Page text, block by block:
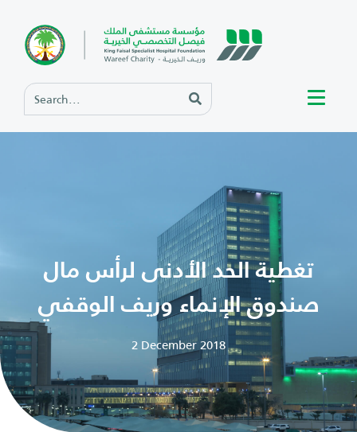
تغطية الحد الأدنى لرأس مال
صندوق الإنماء وريف الوقفي
2 December 2018